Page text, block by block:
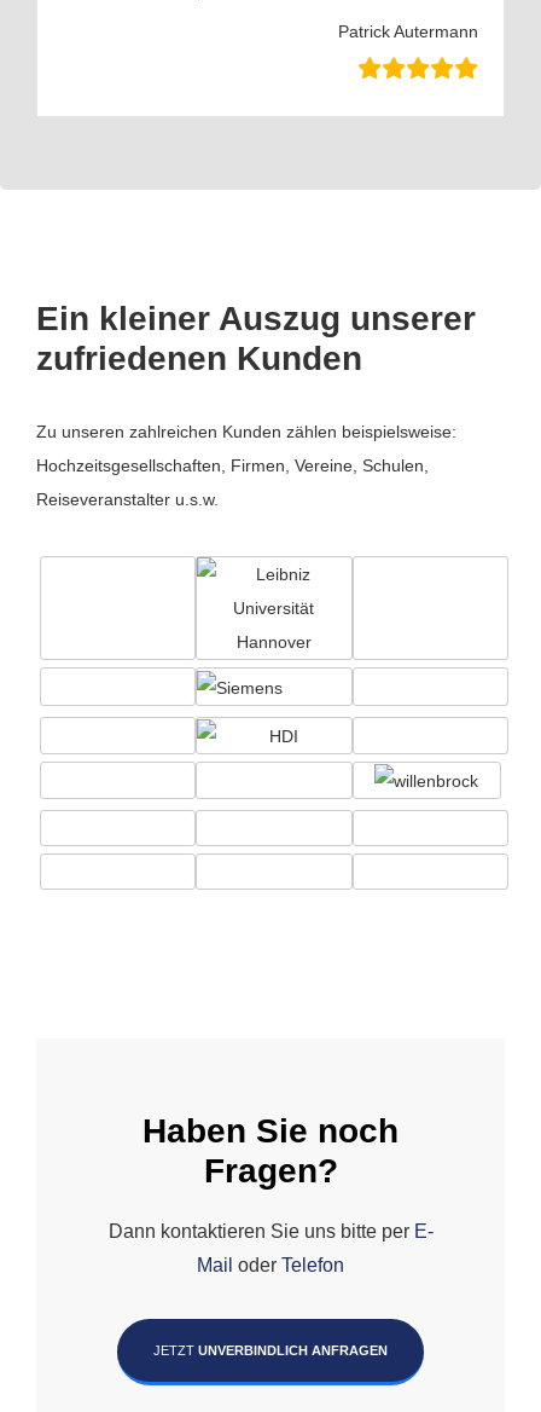
Patrick Autermann
Ein kleiner Auszug unserer
zufriedenen Kunden
Zu unseren zahlreichen Kunden zählen beispielsweise:
Hochzeitsgesellschaften, Firmen, Vereine, Schulen,
Reiseveranstalter u.s.w.
Haben Sie noch
Fragen?
Dann kontaktieren Sie uns bitte per E-
Mail oder Telefon
JETZT UNVERBINDLICH ANFRAGEN